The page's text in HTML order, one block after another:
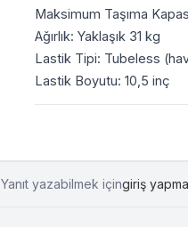
Maksimum Taşıma
Ağırlık: Yaklaşık 31 kg
Lastik Tipi: Tubeless
Lastik Boyutu: 10,5 inç
Yanıt yazabilmek içingiriş